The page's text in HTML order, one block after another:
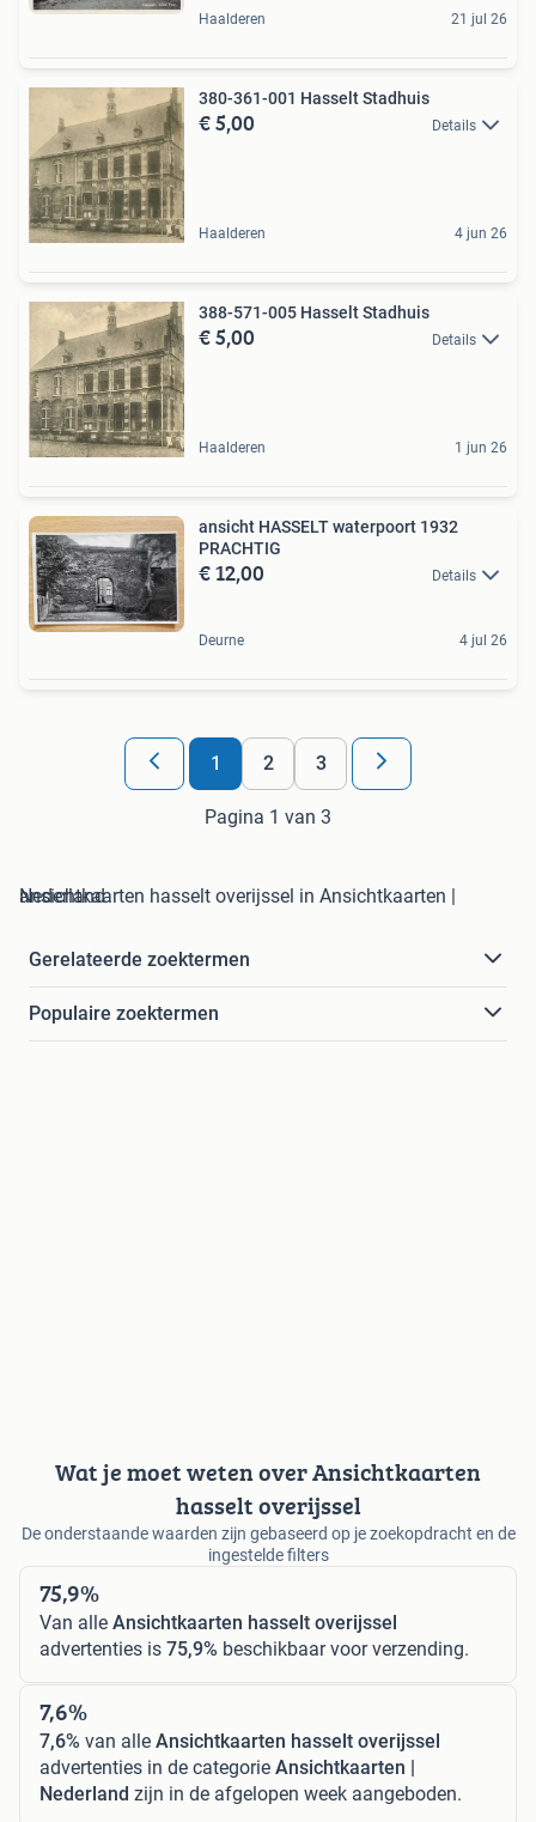
Haalderen 21 jul 26
380-361-001 Hasselt Stadhuis
€ 5,00 Details
Haalderen 4 jun 26
388-571-005 Hasselt Stadhuis
€ 5,00 Details
Haalderen 1 jun 26
ansicht HASSELT waterpoort 1932
PRACHTIG
€ 12,00 Details
Deurne 4 jul 26
1 2 3
Pagina 1 van 3
ansichtkaarten hasselt overijssel in Ansichtkaarten | Nederland
Gerelateerde zoektermen
Populaire zoektermen
Wat je moet weten over Ansichtkaarten
hasselt overijssel
De onderstaande waarden zijn gebaseerd op je zoekopdracht en de
ingestelde filters
75,9%
Van alle Ansichtkaarten hasselt overijssel
advertenties is 75,9% beschikbaar voor verzending.
7,6%
7,6% van alle Ansichtkaarten hasselt overijssel
advertenties in de categorie Ansichtkaarten |
Nederland zijn in de afgelopen week aangeboden.